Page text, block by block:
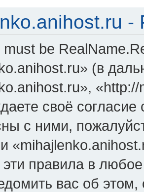
-
must be
(в
своё
с ними,
эти правила в
вас об